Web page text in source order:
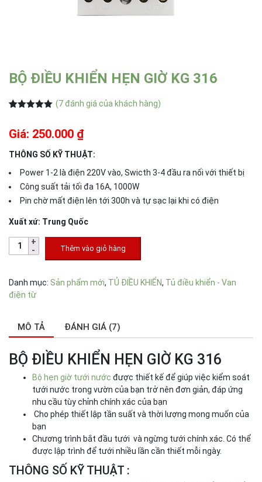
BỘ ĐIỀU KHIỂN HẸN GIỜ KG 316
đánh giá
(7đánh giá của khách hàng)
Giá: 250.000 ₫
THÔNG SỐ KỸ THUẬT:
Power 1-2 là điện 220V vào, Swicth 3-4 đầu ra nối với thiết bị
Công suất tải tối đa 16A, 1000W
Pin chờ mất điện lên tới 300h và tự sạc lại khi có điện
Xuất xứ: Trung Quốc
Thêm vào giỏ hàng
Danh mục: Sản phẩm mới, TỦ ĐIỀU KHIỂN, Tủ điều khiển - Van
điện từ
MÔ TẢ ĐÁNH GIÁ (7)
BỘ ĐIỀU KHIỂN HẸN GIỜ KG 316
Bộ hẹn giờ tưới nước được thiết kế để giúp việc kiểm soát
tưới nước trong vườn của bạn trở nên đơn giản, đáp ứng
nhu cầu tùy chỉnh chính xác của bạn
Cho phép thiết lập tần suất và thời lượng mong muốn của
bạn
Chương trình bắt đầu tưới và ngừng tưới chính xác. Có thể
được lập trình để tưới nhiều lần cần thiết mỗi ngày.
THÔNG SỐ KỸ THUẬT :